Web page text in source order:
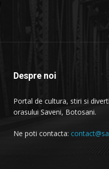
Despre noi
Portal de cultura, stiri si
orasului Saveni, Botosani.
Ne poti contacta: